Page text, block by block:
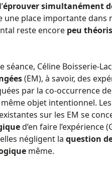
éprouver simultanément
une place importante dans
reste encore peu
séance, Céline Boisserie-
(EM), à savoir, des
par la co-occurrence
objet intentionnel.
sur les EM se
d’en faire l’expérience
négligent la question
même.